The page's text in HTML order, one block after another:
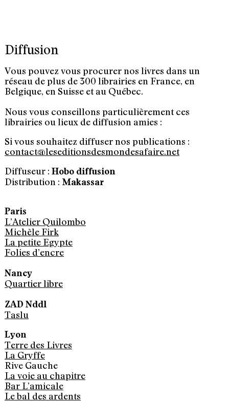
Diffusion
Vous pouvez vous procurer nos livres dans un
réseau de plus de 300 librairies en France, en
Belgique, en Suisse et au Québec.
Nous vous conseillons particulièrement ces
librairies ou lieux de diffusion amies :
Si vous souhaitez diffuser nos publications :
contact@leseditionsdesmondesafaire.net
Diffuseur : Hobo diffusion
Distribution : Makassar
Paris
L’Atelier Quilombo
Michèle Firk
La petite Egypte
Folies d’encre
Nancy
Quartier libre
ZAD Nddl
Taslu
Lyon
Terre des Livres
La Gryffe
Rive Gauche
La voie au chapitre
Bar L’amicale
Le bal des ardents